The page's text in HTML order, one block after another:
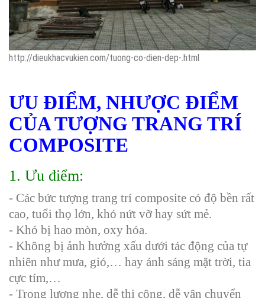
http://dieukhacvukien.com/tuong-co-dien-dep-.html
ƯU ĐIỂM, NHƯỢC ĐIỂM
CỦA TƯỢNG TRANG TRÍ
COMPOSITE
1. Ưu điểm:
- Các bức tượng trang trí composite có độ bền rất
cao, tuổi thọ lớn, khó nứt vỡ hay sứt mẻ.
- Khó bị hao mòn, oxy hóa.
- Không bị ảnh hưởng xấu dưới tác động của tự
nhiên như mưa, gió,… hay ánh sáng mặt trời, tia
cực tím,…
- Trọng lượng nhẹ, dễ thi công, dễ vận chuyển